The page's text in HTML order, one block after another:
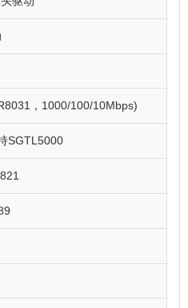
， 1000/100/10Mbps)
SGTL5000